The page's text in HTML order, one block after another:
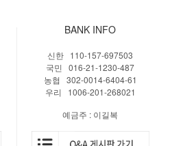
BANK INFO
신한 110-157-697503
국민 016-21-1230-487
농협 302-0014-6404-61
우리 1006-201-268021
예금주 : 이길복